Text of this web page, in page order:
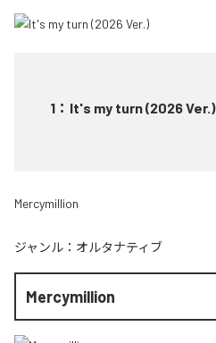
1 ： It's my turn (2026 Ver.)
Mercymillion
ジャンル： オルタナティブ
Mercymillion